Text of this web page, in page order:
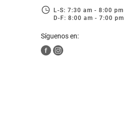
tecnología
L-S: 7:30 am - 8:00 pm
D-F: 8:00 am - 7:00 pm
Síguenos en: